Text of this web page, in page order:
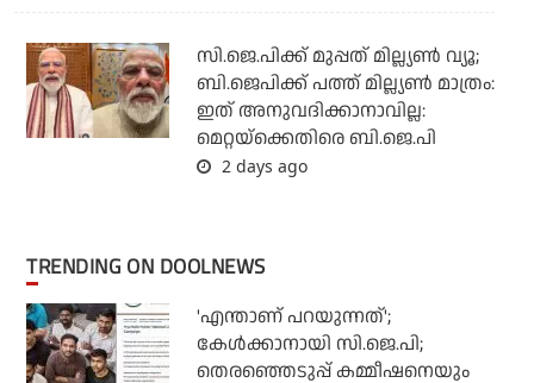
സി.ജെ.പിക്ക് മുപ്പത് മില്ല്യണ്‍ വ്യൂ;
ബി.ജെപിക്ക് പത്ത് മില്ല്യണ്‍ മാത്രം:
ഇത് അനുവദിക്കാനാവില്ല:
മെറ്റയ്‌ക്കെതിരെ ബി.ജെ.പി
2 days ago
TRENDING ON DOOLNEWS
'എന്താണ് പറയുന്നത്';
കേള്‍ക്കാനായി സി.ജെ.പി;
തെരഞ്ഞെടുപ്പ് കമ്മീഷനെയും